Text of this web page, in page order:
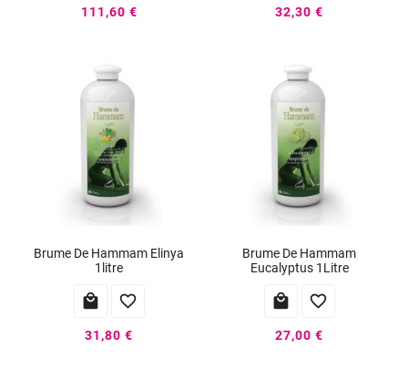
111,60 € 32,30 €
Brume De Hammam Elinya
1litre
 
31,80 €
Brume De Hammam
Eucalyptus 1Litre
 
27,00 €